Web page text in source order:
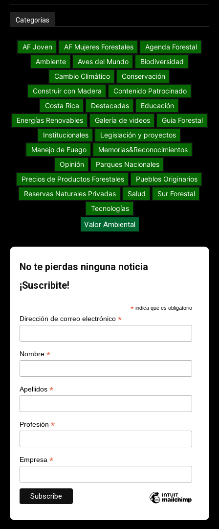
Categorías
AF Joven AF Mujeres Forestales
Agenda Forestal
Ambiente
Aves del Mundo
Biodiversidad
Cambio Climático
Conservación
Construir con Madera
Contenido Patrocinado
Costa Rica
Destacadas
Educación
Energías Renovables
Galería de videos
Guia Forestal
Institucionales
Legislación y proyectos
Manejo de Fuego
Memorias&Reconocimientos
Opinión
Parques Nacionales
Precios de Productos Forestales
Pueblos Originarios
Reservas Naturales Privadas
Salud
Sur Forestal
Tecnologías
Valor Ambiental
No te pierdas ninguna noticia
¡Suscribite!
* indica que es obligatorio
Dirección de correo electrónico *
Nombre *
Apellidos *
Profesión *
Empresa *